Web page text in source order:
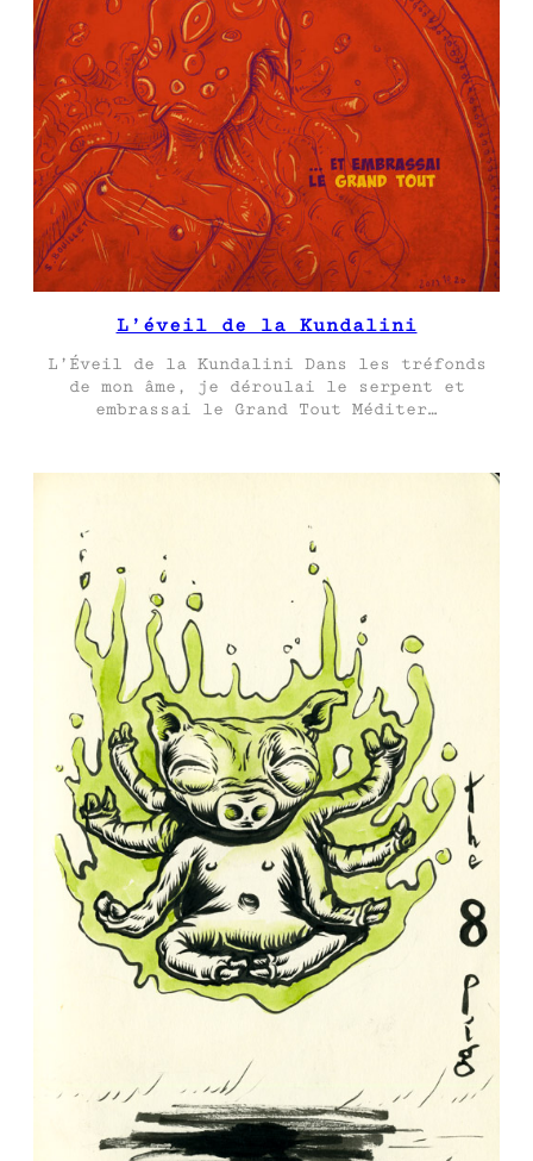
L’éveil de la Kundalini
L’Éveil de la Kundalini Dans les tréfonds
de mon âme, je déroulai le serpent et
embrassai le Grand Tout Méditer…